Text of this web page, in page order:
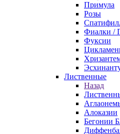
Примула
Розы
Фиалки /
Фуксии
Лиственные
Назад
Алоказии
Бегонии